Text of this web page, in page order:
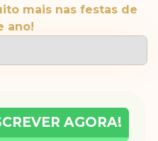
mais nas festas de
ano!
AGORA!